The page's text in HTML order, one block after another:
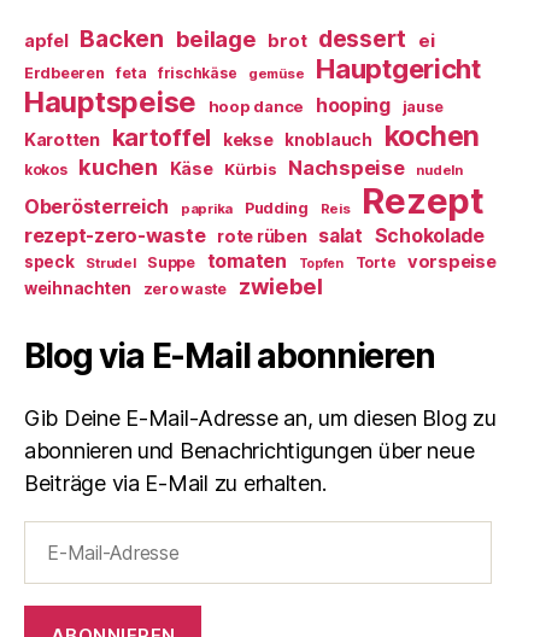
apfel Backen beilage brot dessert ei
Erdbeeren feta frischkäse gemüse Hauptgericht
Hauptspeise hoop dance hooping jause
Karotten kartoffel kekse knoblauch kochen
kokos kuchen Käse Kürbis Nachspeise nudeln
Oberösterreich paprika Pudding Reis Rezept
rezept-zero-waste rote rüben salat Schokolade
speck Strudel Suppe tomaten Topfen Torte vorspeise
weihnachten zero waste zwiebel
Blog via E-Mail abonnieren
Gib Deine E-Mail-Adresse an, um diesen Blog zu
abonnieren und Benachrichtigungen über neue
Beiträge via E-Mail zu erhalten.
Mail-
Adresse